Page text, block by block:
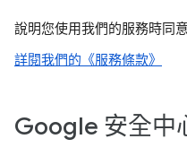
說明您使用我們的服務時同
詳閱我們的《服務條款》
Google 安全中